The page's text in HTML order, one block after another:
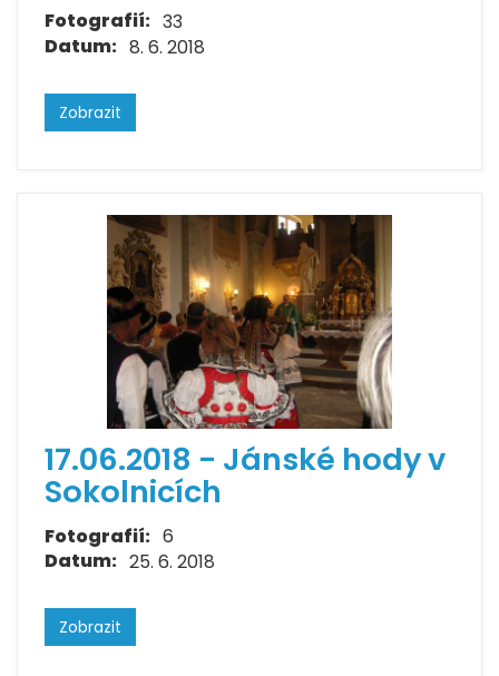
Fotografií: 33
Datum: 8. 6. 2018
Zobrazit
17.06.2018 - Jánské hody v
Sokolnicích
Fotografií: 6
Datum: 25. 6. 2018
Zobrazit